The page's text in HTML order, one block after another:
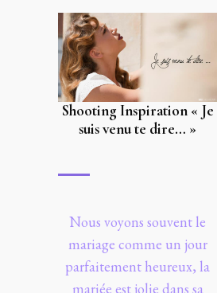
Shooting Inspiration « Je
suis venu te dire… »
Nous voyons souvent le
mariage comme un jour
parfaitement heureux, la
mariée est jolie dans sa